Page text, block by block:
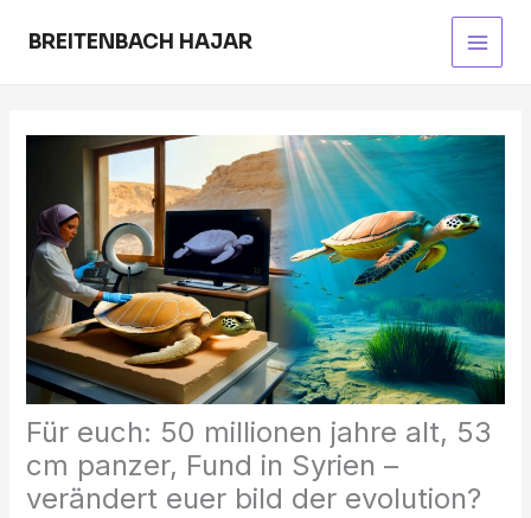
BREITENBACH HAJAR
Main
Für euch: 50 millionen jahre alt, 53
cm panzer, Fund in Syrien –
verändert euer bild der evolution?